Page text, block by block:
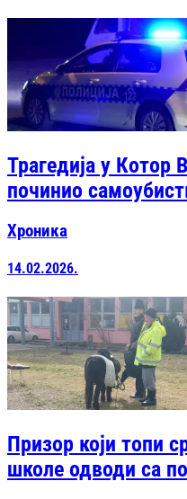
Трагедија у Котор
починио
Хроника
14.02.2026.
Призор који топи
школе одводи са